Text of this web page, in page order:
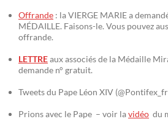
Offrande : la VIERGE MARIE a
MÉDAILLE. Faisons-le. Vous pouvez
offrande.
LETTREaux associés de la Médaille
demande n° gratuit.
Tweets du Pape Léon XIV
Prions avec le Pape – voir lavidéo du